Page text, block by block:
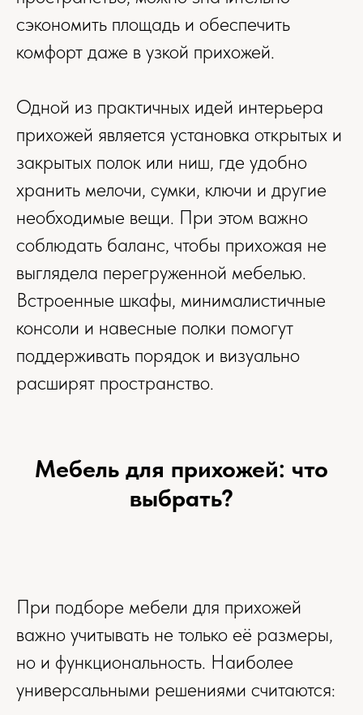
сэкономить площадь и обеспечить
комфорт даже в узкой прихожей.
Одной из практичных идей интерьера
прихожей является установка открытых и
закрытых полок или ниш, где удобно
хранить мелочи, сумки, ключи и другие
необходимые вещи. При этом важно
соблюдать баланс, чтобы прихожая не
выглядела перегруженной мебелью.
Встроенные шкафы, минималистичные
консоли и навесные полки помогут
поддерживать порядок и визуально
расширят пространство.
Мебель для прихожей: что
выбрать?
При подборе мебели для прихожей
важно учитывать не только её размеры,
но и функциональность. Наиболее
универсальными решениями считаются: